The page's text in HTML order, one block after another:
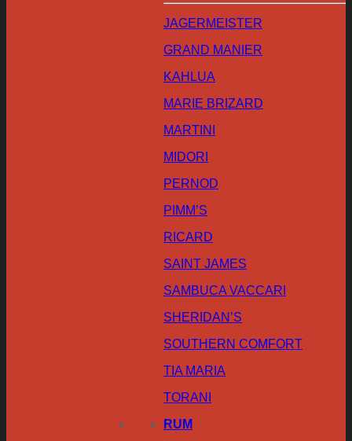
JAGERMEISTER
GRAND MANIER
KAHLUA
MARIE BRIZARD
MARTINI
MIDORI
PERNOD
PIMM’S
RICARD
SAINT JAMES
SAMBUCA VACCARI
SHERIDAN’S
SOUTHERN COMFORT
TIA MARIA
TORANI
RUM